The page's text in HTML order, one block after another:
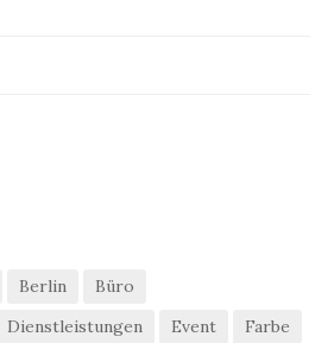
Berlin
Büro
Dienstleistungen Event
Farbe